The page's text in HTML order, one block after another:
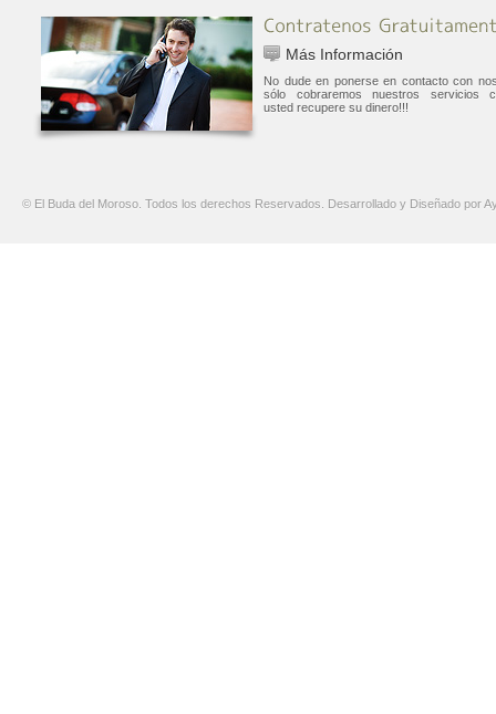
Más Información
No dude en ponerse en contacto con
sólo cobraremos nuestros servicios
usted recupere su dinero!!!
© El Buda del Moroso. Todos los derechos Reservados. Desarrollado y Diseñado por